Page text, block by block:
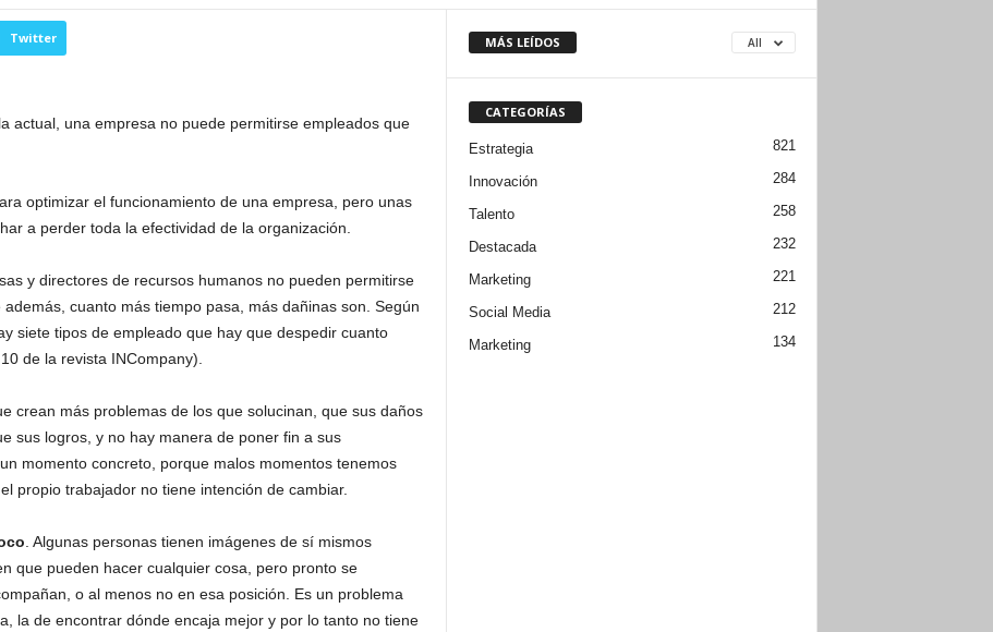
Twitter
actual, una empresa no puede permitirse empleados que
optimizar el funcionamiento de una empresa, pero unas
a perder toda la efectividad de la organización.
y directores de recursos humanos no pueden permitirse
cuanto más tiempo pasa, más dañinas son. Según
siete tipos de empleado que hay que despedir cuanto
de la revista INCompany).
crean más problemas de los que solucinan, que sus daños
sus logros, y no hay manera de poner fin a sus
momento concreto, porque malos momentos tenemos
propio trabajador no tiene intención de cambiar.
. Algunas personas tienen imágenes de sí mismos
que pueden hacer cualquier cosa, pero pronto se
o al menos no en esa posición. Es un problema
la de encontrar dónde encaja mejor y por lo tanto no tiene
MÁS LEÍDOS All
CATEGORÍAS
Estrategia 821
Innovación 284
Talento 258
Destacada 232
Marketing 221
Social Media 212
Marketing 134